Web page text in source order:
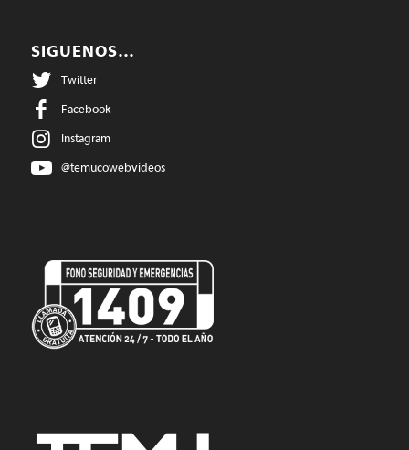
SIGUENOS…
Twitter
Facebook
Instagram
@temucowebvideos